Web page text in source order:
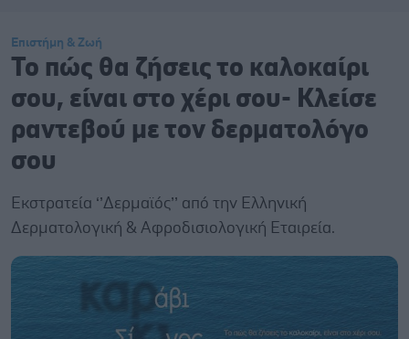
Επιστήμη & Ζωή
Το πώς θα ζήσεις το καλοκαίρι
σου, είναι στο χέρι σου- Κλείσε
ραντεβού με τον δερματολόγο
σου
Εκστρατεία ‘’Δερμαϊός’’ από την Ελληνική
Δερματολογική & Αφροδισιολογική Εταιρεία.